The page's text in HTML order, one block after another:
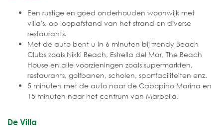
Een rustige en goed onderhouden woonwijk met
villa's, op loopafstand van het strand en diverse
restaurants.
Met de auto bent u in 6 minuten bij trendy Beach
Clubs zoals Nikki Beach, Estrella del Mar, The Beach
House en alle voorzieningen zoals supermarkten,
restaurants, golfbanen, scholen, sportfaciliteiten enz.
5 minuten met de auto naar de Cabopino Marina en
15 minuten naar het centrum van Marbella.
De Villa